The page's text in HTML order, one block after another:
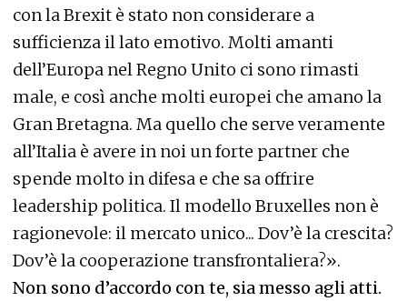
con la Brexit è stato non considerare a
sufficienza il lato emotivo. Molti amanti
dell’Europa nel Regno Unito ci sono rimasti
male, e così anche molti europei che amano la
Gran Bretagna. Ma quello che serve veramente
all’Italia è avere in noi un forte partner che
spende molto in difesa e che sa offrire
leadership politica. Il modello Bruxelles non è
ragionevole: il mercato unico... Dov’è la crescita?
Dov’è la cooperazione transfrontaliera?».
Non sono d’accordo con te, sia messo agli atti.